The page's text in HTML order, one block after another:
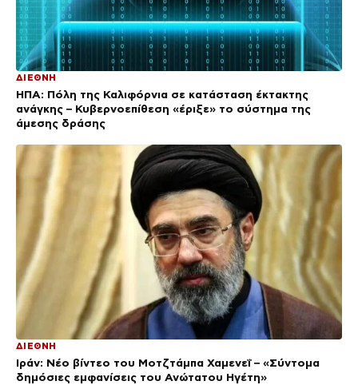
ΔΙΕΘΝΗ
ΗΠΑ: Πόλη της Καλιφόρνια σε κατάσταση έκτακτης
ανάγκης – Κυβερνοεπίθεση «έριξε» το σύστημα της
άμεσης δράσης
ΔΙΕΘΝΗ
Ιράν: Νέο βίντεο του Μοτζτάμπα Χαμενεΐ – «Σύντομα
δημόσιες εμφανίσεις του Ανώτατου Ηγέτη»